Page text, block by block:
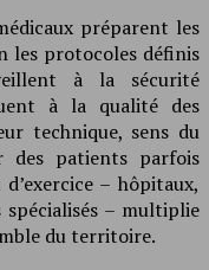
préparent les
les protocoles définis
à la sécurité
à la qualité des
technique, sens du
des patients parfois
– hôpitaux,
– multiplie
du territoire.